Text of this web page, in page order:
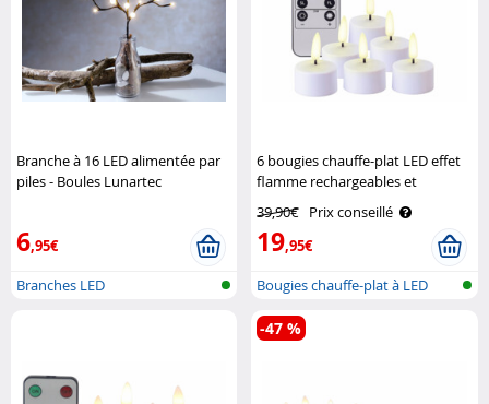
Branche à 16 LED alimentée par
piles - Boules Lunartec
6,95€
Branches LED
6 bougies chauffe-plat LED effet
flamme rechargeables et
télécommandées Lunartec
39,90€ Prix conseillé
19,95€
Bougies chauffe-plat à LED
recharge..
-47 %